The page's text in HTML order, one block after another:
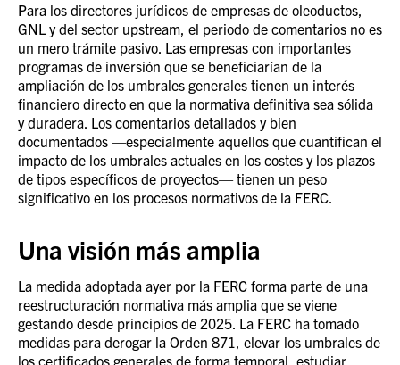
Para los directores jurídicos de empresas de oleoductos,
GNL y del sector upstream, el periodo de comentarios no es
un mero trámite pasivo. Las empresas con importantes
programas de inversión que se beneficiarían de la
ampliación de los umbrales generales tienen un interés
financiero directo en que la normativa definitiva sea sólida
y duradera. Los comentarios detallados y bien
documentados —especialmente aquellos que cuantifican el
impacto de los umbrales actuales en los costes y los plazos
de tipos específicos de proyectos— tienen un peso
significativo en los procesos normativos de la FERC.
Una visión más amplia
La medida adoptada ayer por la FERC forma parte de una
reestructuración normativa más amplia que se viene
gestando desde principios de 2025. La FERC ha tomado
medidas para derogar la Orden 871, elevar los umbrales de
los certificados generales de forma temporal, estudiar